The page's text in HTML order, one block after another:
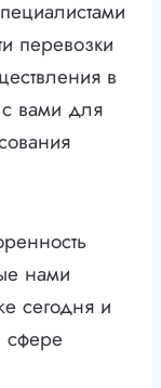
перевозки
в
вами для
нами
сегодня и
сфере